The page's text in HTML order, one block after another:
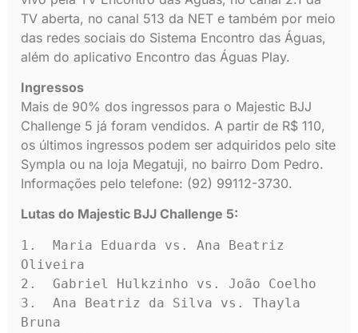
TV aberta, no canal 513 da NET e também por meio
das redes sociais do Sistema Encontro das Águas,
além do aplicativo Encontro das Águas Play.
Ingressos
Mais de 90% dos ingressos para o Majestic BJJ
Challenge 5 já foram vendidos. A partir de R$ 110,
os últimos ingressos podem ser adquiridos pelo site
Sympla ou na loja Megatuji, no bairro Dom Pedro.
Informações pelo telefone: (92) 99112-3730.
Lutas do Majestic BJJ Challenge 5:
1.  Maria Eduarda vs. Ana Beatriz
Oliveira
2.  Gabriel Hulkzinho vs. João Coelho
3.  Ana Beatriz da Silva vs. Thayla
Bruna